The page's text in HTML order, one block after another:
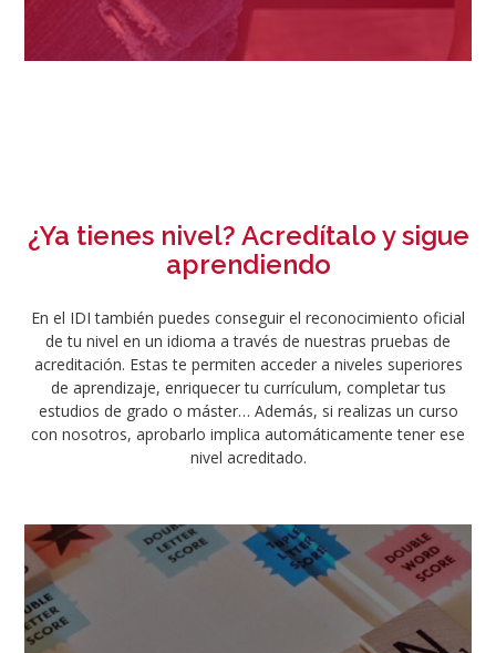
¿Ya tienes nivel? Acredítalo y sigue
aprendiendo
En el IDI también puedes conseguir el reconocimiento oficial
de tu nivel en un idioma a través de nuestras pruebas de
acreditación. Estas te permiten acceder a niveles superiores
de aprendizaje, enriquecer tu currículum, completar tus
estudios de grado o máster… Además, si realizas un curso
con nosotros, aprobarlo implica automáticamente tener ese
nivel acreditado.